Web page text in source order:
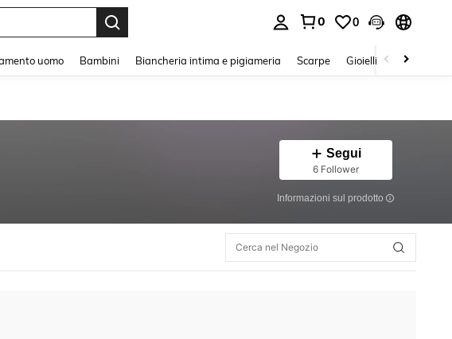
0 0
uomo Bambini Biancheria intima e pigiameria Scarpe Gioielli E Accessori
Segui
6 Follower
Informazioni sul prodotto